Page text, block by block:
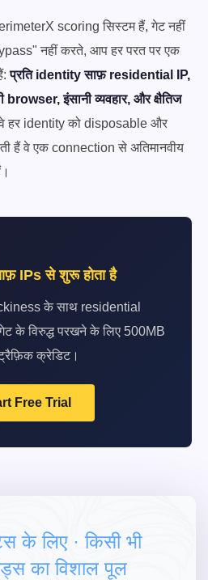
scoring सिस्टम हैं, गेट नहीं
नहीं करते, आप हर परत पर एक
प्रति identity साफ़ residential IP,
इंसानी व्यवहार, और क्षैतिज
हर identity को disposable और
हैं वे एक connection से अतिमानवीय
IPs से शुरू होता है
के साथ residential
के विरुद्ध परखने के लिए 500MB
क्रेडिट।
Free Trial
के लिए · किसी भी
का विशाल पूल